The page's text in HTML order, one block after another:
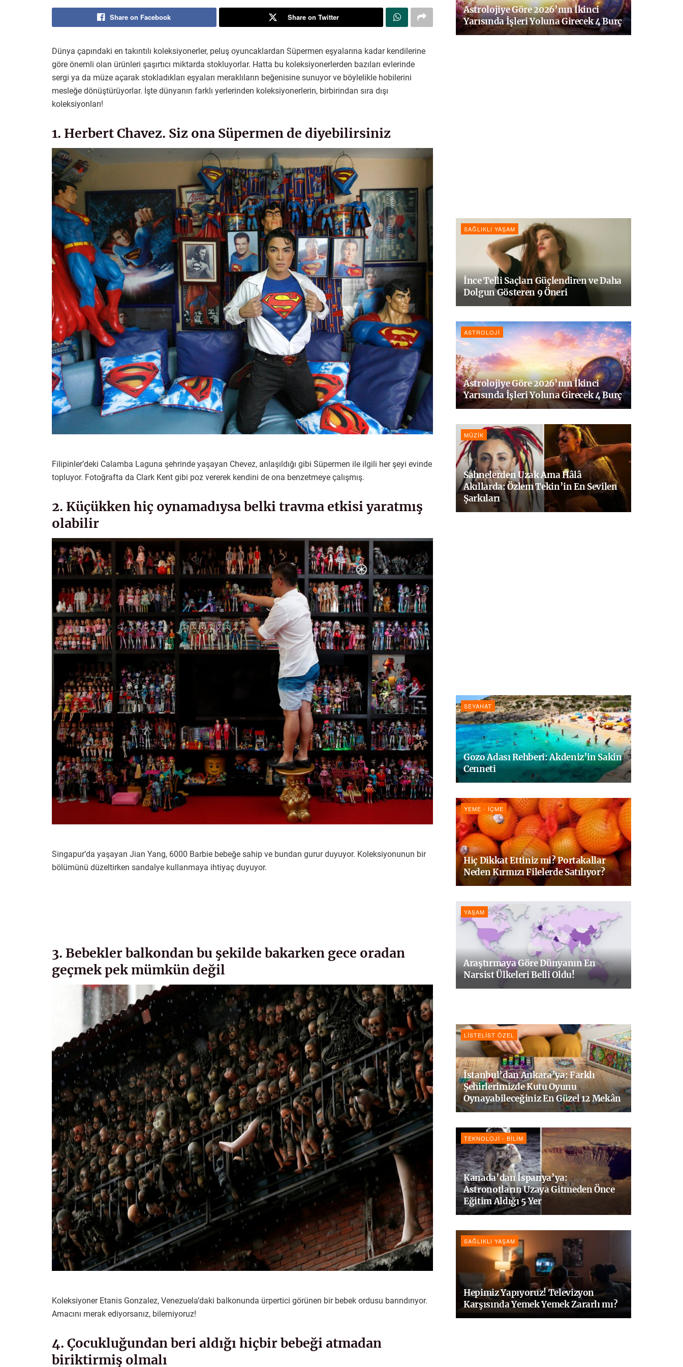
Share on Facebook Share on Twitter
Dünya çapındaki en takıntılı koleksiyonerler, peluş oyuncaklardan Süpermen eşyalarına kadar kendilerine
göre önemli olan ürünleri şaşırtıcı miktarda stokluyorlar. Hatta bu koleksiyonerlerden bazıları evlerinde
sergi ya da müze açarak stokladıkları eşyaları meraklıların beğenisine sunuyor ve böylelikle hobilerini
mesleğe dönüştürüyorlar. İşte dünyanın farklı yerlerinden koleksiyonerlerin, birbirindan sıra dışı
koleksiyonları!
1. Herbert Chavez. Siz ona Süpermen de diyebilirsiniz
Filipinler’deki Calamba Laguna şehrinde yaşayan Chevez, anlaşıldığı gibi Süpermen ile ilgili her şeyi evinde
topluyor. Fotoğrafta da Clark Kent gibi poz vererek kendini de ona benzetmeye çalışmış.
2. Küçükken hiç oynamadıysa belki travma etkisi yaratmış
olabilir
Singapur’da yaşayan Jian Yang, 6000 Barbie bebeğe sahip ve bundan gurur duyuyor. Koleksiyonunun bir
bölümünü düzeltirken sandalye kullanmaya ihtiyaç duyuyor.
3. Bebekler balkondan bu şekilde bakarken gece oradan
geçmek pek mümkün değil
Koleksiyoner Etanis Gonzalez, Venezuela’daki balkonunda ürpertici görünen bir bebek ordusu barındırıyor.
Amacını merak ediyorsanız, bilemiyoruz!
4. Çocukluğundan beri aldığı hiçbir bebeği atmadan
biriktirmiş olmalı
Astrolojiye Göre 2026’nın İkinci
Yarısında İşleri Yoluna Girecek 4 Burç
SAĞLIKLI YAŞAM
İnce Telli Saçları Güçlendiren ve Daha
Dolgun Gösteren 9 Öneri
ASTROLOJI
Astrolojiye Göre 2026’nın İkinci
Yarısında İşleri Yoluna Girecek 4 Burç
MÜZIK
Sahnelerden Uzak Ama Hâlâ
Akıllarda: Özlem Tekin’in En Sevilen
Şarkıları
SEYAHAT
Gozo Adası Rehberi: Akdeniz’in Sakin
Cenneti
YEME - İÇME
Hiç Dikkat Ettiniz mi? Portakallar
Neden Kırmızı Filelerde Satılıyor?
YAŞAM
Araştırmaya Göre Dünyanın En
Narsist Ülkeleri Belli Oldu!
LISTELIST ÖZEL
İstanbul’dan Ankara’ya: Farklı
Şehirlerimizde Kutu Oyunu
Oynayabileceğiniz En Güzel 12 Mekân
TEKNOLOJI - BILIM
Kanada’dan İspanya’ya:
Astronotların Uzaya Gitmeden Önce
Eğitim Aldığı 5 Yer
SAĞLIKLI YAŞAM
Hepimiz Yapıyoruz! Televizyon
Karşısında Yemek Yemek Zararlı mı?